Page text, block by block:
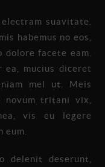
suavitate.
habemus no eos,
facete eam.
ea, mucius diceret
mel ut. Meis
novum tritani vix,
vis eu legere
eum.
delenit deserunt,